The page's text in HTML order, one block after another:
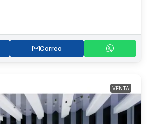
Correo
VENTA